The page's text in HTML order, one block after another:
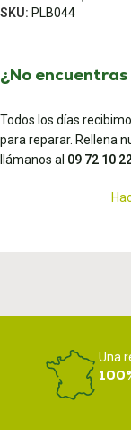
SKU: PLB044
¿No
Todos los días
para reparar. Rellena
llámanos al 09 72 10
Una